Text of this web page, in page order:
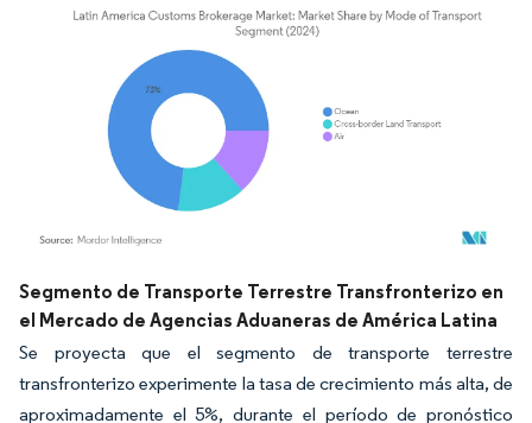
Imagen © Mordor Intelligence. El uso requiere atribución según CC BY 4.0.
Segmento de Transporte Terrestre Transfronterizo en
el Mercado de Agencias Aduaneras de América Latina
Se proyecta que el segmento de transporte terrestre
transfronterizo experimente la tasa de crecimiento más alta, de
aproximadamente el 5%, durante el período de pronóstico